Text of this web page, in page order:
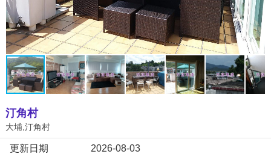
汀角村
大埔,汀角村
更新日期
2026-08-03